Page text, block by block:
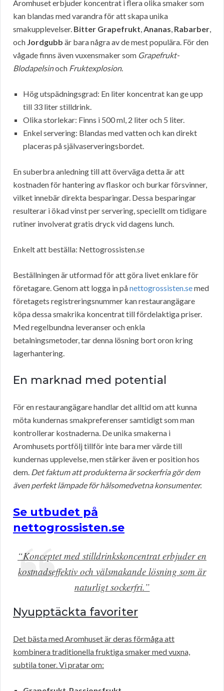
Aromhuset erbjuder koncentrat i flera olika smaker som
kan blandas med varandra för att skapa unika
smakupplevelser. Bitter Grapefrukt,Ananas, Rabarber,
och Jordgubb är bara några av de mest populära. För den
vågade finns även vuxensmaker som Grapefrukt-
Blodapelsinoch Fruktexplosion.
Hög utspädningsgrad: En liter koncentrat kan ge upp
till 33 liter stilldrink.
Olika storlekar: Finns i 500 ml, 2 liter och 5 liter.
Enkel servering: Blandas med vatten och kan direkt
placeras på självaserveringsbordet.
En suberbra anledning till att överväga detta är att
kostnaden för hantering av flaskor och burkar försvinner,
vilket innebär direkta besparingar. Dessa besparingar
resulterar i ökad vinst per servering, speciellt om tidigare
rutiner involverat gratis dryck vid dagens lunch.
Enkelt att beställa: Nettogrossisten.se
Beställningen är utformad för att göra livet enklare för
företagare. Genom att logga in pånettogrossisten.semed
företagets registreringsnummer kan restaurangägare
köpa dessa smakrika koncentrat till fördelaktiga priser.
Med regelbundna leveranser och enkla
betalningsmetoder, tar denna lösning bort oron kring
lagerhantering.
En marknad med potential
För en restaurangägare handlar det alltid om att kunna
möta kundernas smakpreferenser samtidigt som man
kontrollerar kostnaderna. De unika smakerna i
Aromhusets portfölj tillför inte bara mer värde till
kundernas upplevelse, men stärker även er position hos
dem. Det faktum att produkterna är sockerfria gör dem
även perfekt lämpade för hälsomedvetna konsumenter.
Se utbudet på
nettogrossisten.se
“Konceptet med stilldrinkskoncentrat erbjuder en
kostnadseffektiv och välsmakande lösning som är
naturligt sockerfri.”
Nyupptäckta favoriter
Det bästa med Aromhuset är deras förmåga att
kombinera traditionella fruktiga smaker med vuxna,
subtila toner. Vi pratar om: